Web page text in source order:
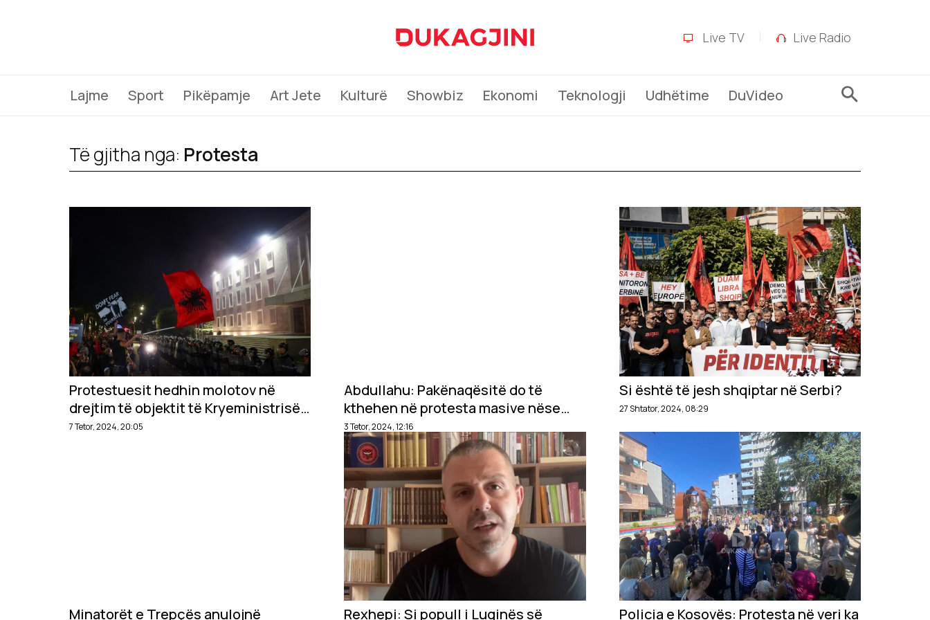
Live TV Live Radio
Lajme Sport Pikëpamje Art Jete Kulturë Showbiz Ekonomi Teknologji Udhëtime DuVideo
Të gjitha nga: Protesta
Protestuesit hedhin molotov në
drejtim të objektit të Kryeministrisë
në Tiranë
7 Tetor, 2024, 20:05
Abdullahu: Pakënaqësitë do të
kthehen në protesta masive nëse
Qeveria Kurti vazhdon të mashtrojë
3 Tetor, 2024, 12:16
Si është të jesh shqiptar në Serbi?
27 Shtator, 2024, 08:29
Minatorët e Trepçës anulojnë Rexhepi: Si popull i Luginës së Policia e Kosovës: Protesta në veri ka